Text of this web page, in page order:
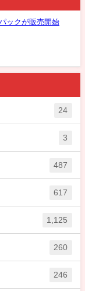
ックが販売開始
24
3
487
617
1,125
260
246